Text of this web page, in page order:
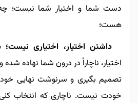
دست شما و اختیار شما نیست؛
هست؛
داشتن اختیار، اختیاری
اختیار، ناچاراً در درون شما نهاده شده و
تصمیم بگیری و سرنوشت نهایی
خودت نیست. ناچاری که انتخاب